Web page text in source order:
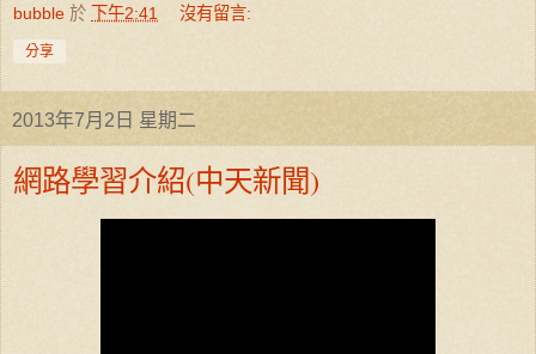
bubble 於 下午2:41 沒有留言:
分享
2013年7月2日 星期二
網路學習介紹(中天新聞)